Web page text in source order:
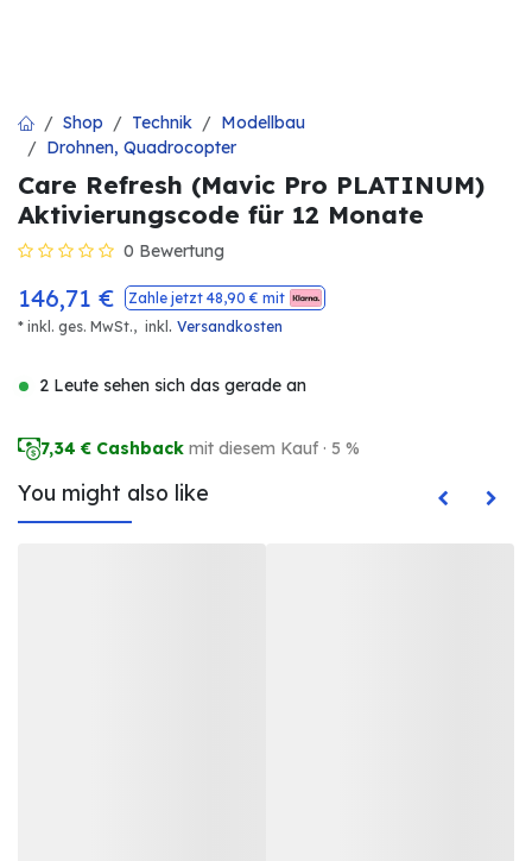
Shop Technik
Modellbau
Drohnen, Quadrocopter
Care Refresh (Mavic Pro PLATINUM)
Aktivierungscode für 12 Monate
0 Bewertung
146,71 € Zahle jetzt 48,90 € mit
* inkl. ges. MwSt., inkl . Versandkosten
2 Leute sehen sich das gerade an
7,34 € Cashback mit diesem Kauf · 5 %
You might also like